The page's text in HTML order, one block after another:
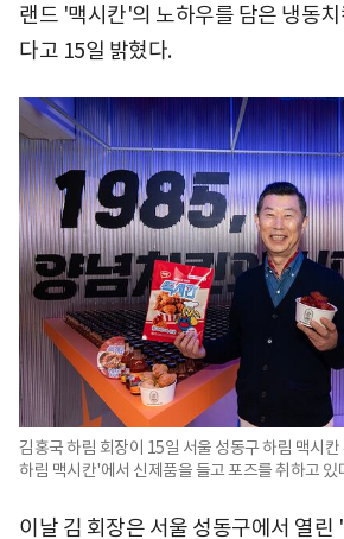
랜드 '맥시칸'의 노하우를 담은 냉동
다고 15일 밝혔다.
김홍국 하림 회장이 15일 서울 성동구 하림 맥시
하림 맥시칸'에서 신제품을 들고 포즈를 취하고 있
이날 김 회장은 서울 성동구에서 열린